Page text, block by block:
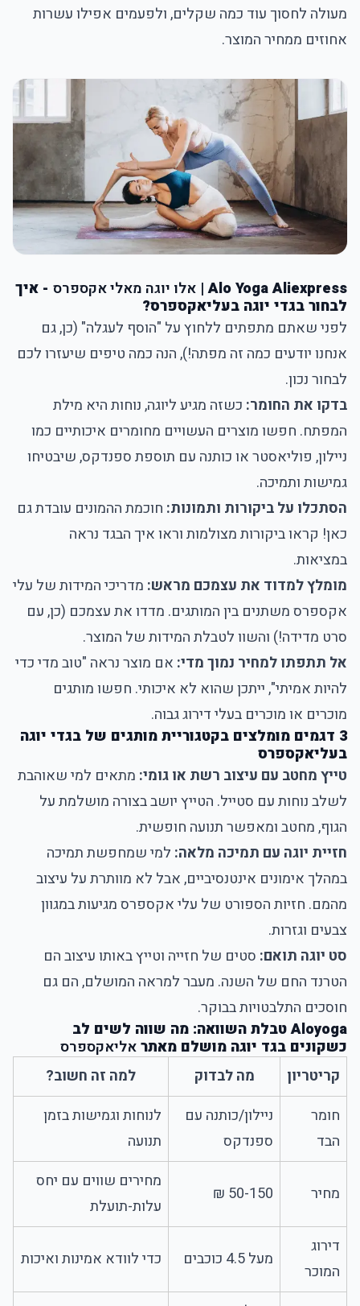
מעולה לחסוך עוד כמה שקלים, ולפעמים אפילו עשרות
אחוזים ממחיר המוצר.
Alo Yoga Aliexpress | אלו יוגה מאלי אקספרס - איך
לבחור בגדי יוגה בעליאקספרס?
לפני שאתם מתפתים ללחוץ על "הוסף לעגלה" (כן, גם
אנחנו יודעים כמה זה מפתה!), הנה כמה טיפים שיעזרו לכם
לבחור נכון.
בדקו את החומר: כשזה מגיע ליוגה, נוחות היא מילת
המפתח. חפשו מוצרים העשויים מחומרים איכותיים כמו
ניילון, פוליאסטר או כותנה עם תוספת ספנדקס, שיבטיחו
גמישות ותמיכה.
הסתכלו על ביקורות ותמונות: חוכמת ההמונים עובדת גם
כאן! קראו ביקורות מצולמות וראו איך הבגד נראה
במציאות.
מומלץ למדוד את עצמכם מראש: מדריכי המידות של עלי
אקספרס משתנים בין המותגים. מדדו את עצמכם (כן, עם
סרט מדידה!) והשוו לטבלת המידות של המוצר.
אל תתפתו למחיר נמוך מדי: אם מוצר נראה "טוב מדי כדי
להיות אמיתי", ייתכן שהוא לא איכותי. חפשו מותגים
מוכרים או מוכרים בעלי דירוג גבוה.
3 דגמים מומלצים בקטגוריית מותגים של בגדי יוגה
בעליאקספרס
טייץ מחטב עם עיצוב רשת או גומי: מתאים למי שאוהבת
לשלב נוחות עם סטייל. הטייץ יושב בצורה מושלמת על
הגוף, מחטב ומאפשר תנועה חופשית.
חזיית יוגה עם תמיכה מלאה: למי שמחפשת תמיכה
במהלך אימונים אינטנסיביים, אבל לא מוותרת על עיצוב
מהמם. חזיות הספורט של עלי אקספרס מגיעות במגוון
צבעים וגזרות.
סט יוגה תואם: סטים של חזייה וטייץ באותו עיצוב הם
הטרנד החם של השנה. מעבר למראה המושלם, הם גם
חוסכים התלבטויות בבוקר.
Aloyoga טבלת השוואה: מה שווה לשים לב
כשקונים בגד יוגה מושלם מאתראליאקספרס
קריטריון
מה לבדוק
למה זה חשוב?
חומר
הבד
ניילון/כותנה עם
ספנדקס
לנוחות וגמישות בזמן
תנועה
מחיר 50-150 ₪
מחירים שווים עם יחס
עלות-תועלת
דירוג
המוכר
מעל 4.5 כוכבים כדי לוודא אמינות ואיכות